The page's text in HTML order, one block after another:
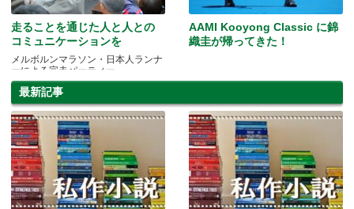
走ることを通じた人と人との
コミュニケーションを
メルボルンマラソン・日本人ランナ
ーによる完走パーティー
AAMI Kooyong Classic に錦
織圭が帰ってきた！
最新記事